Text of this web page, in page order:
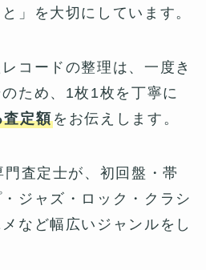
」を大切にしています。
コードの整理は、一度き
ため、1枚1枚を丁寧に
査定額をお伝えします。
査定士が、初回盤・帯
ジャズ・ロック・クラシ
など幅広いジャンルをし